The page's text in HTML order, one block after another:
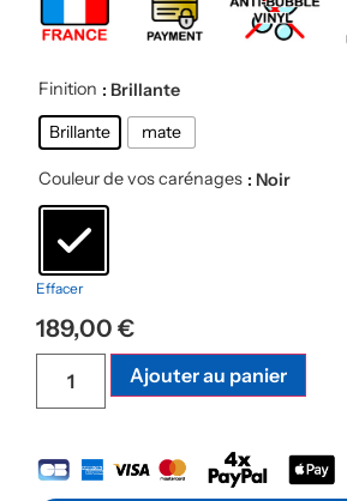
Finition : Brillante
Brillante
mate
Couleur de vos carénages : Noir
Effacer
189,00 €
Ajouter au panier